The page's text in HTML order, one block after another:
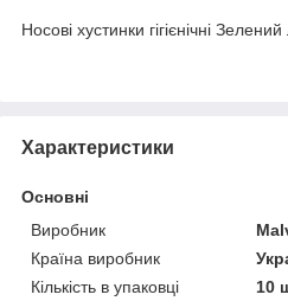
Носові хустинки гігієнічні
Характеристики
Основні
Виробник
Країна виробник
Кількість в упаковці
10